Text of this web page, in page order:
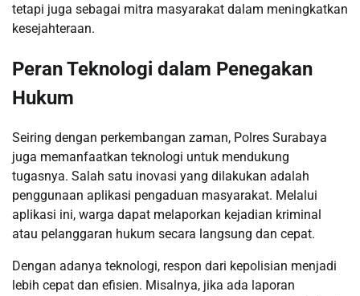
tetapi juga sebagai mitra masyarakat dalam meningkatkan
kesejahteraan.
Peran Teknologi dalam Penegakan
Hukum
Seiring dengan perkembangan zaman, Polres Surabaya
juga memanfaatkan teknologi untuk mendukung
tugasnya. Salah satu inovasi yang dilakukan adalah
penggunaan aplikasi pengaduan masyarakat. Melalui
aplikasi ini, warga dapat melaporkan kejadian kriminal
atau pelanggaran hukum secara langsung dan cepat.
Dengan adanya teknologi, respon dari kepolisian menjadi
lebih cepat dan efisien. Misalnya, jika ada laporan